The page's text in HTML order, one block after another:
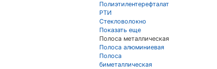
Полиэтилентерефталат
РТИ
Стекловолокно
Показать еще
Полоса металлическая
Полоса алюминиевая
Полоса
биметаллическая